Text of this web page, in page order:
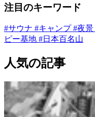
注目のキーワード
#サウナ #キャンプ#夜景
ピー基地 #日本百名山
人気の記事